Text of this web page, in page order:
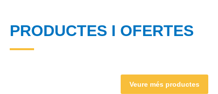
PRODUCTES I OFERTES
Veure més productes